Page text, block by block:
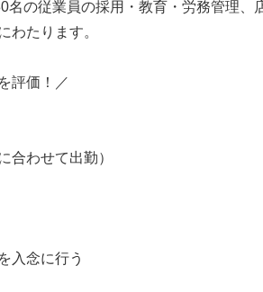
の従業員の採用・教育・労務管理、
わたります。
評価！／
合わせて出勤）
入念に行う